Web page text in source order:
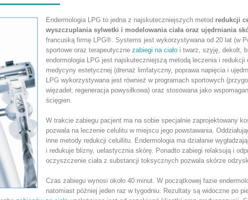
Endermologia LPG to jedna z najskuteczniejszych metod redukcji
wyszczuplania sylwetki i modelowania ciała oraz ujędrniania
francuską firmę LPG®. Systems jest wykorzystywana od 20 lat (w
sportowe oraz terapeutyczne zabiegi na ciało i twarz, szyję, dekolt,
endormologia LPG jest najskuteczniejszą metodą leczenia i
medycyny estetycznej (drenaż limfatyczny, poprawa napięcia i
LPG wykorzystywana jest również w programach sportowych
więzadeł; regeneracja powysiłkowa) oraz stosowana jako
ścięgien.
W trakcie zabiegu pacjent ma na sobie specjalnie zaprojektowany
pozwala na leczenie celulitu w miejscu jego powstawania.
inne metody redukcji celullitu. Endermologia ma działanie
i redukuje blizny, uelastycznia skórę. Ponadto zabiegi relaksują i
oczyszczenie ciała z substancji toksycznych pozwala skórze
Czas zabiegu wynosi około 40 minut. W początkowej fazie
natomiast później jeden raz w tygodniu. Rezultaty są widoczne po